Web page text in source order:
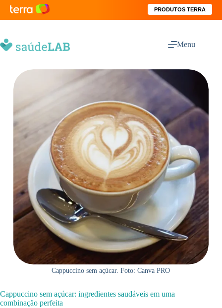
PRODUTOS TERRA
Menu
Cappuccino sem açúcar. Foto: Canva PRO
Cappuccino sem açúcar: ingredientes saudáveis em uma
combinação perfeita